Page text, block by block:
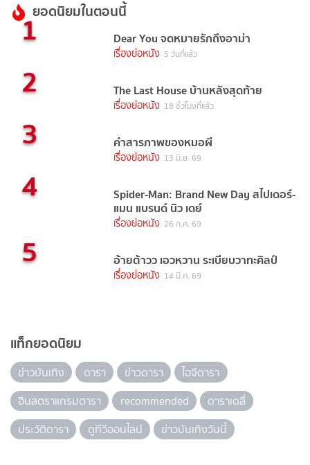
ยอดนิยมในตอนนี้
1 Dear You จดหมายรักถึงอาม่า
เรื่องย่อหนัง 5 วันที่แล้ว
2 The Last House บ้านหลังสุดท้าย
เรื่องย่อหนัง 18 ชั่วโมงที่แล้ว
3 คำสารภาพของหมอผี
เรื่องย่อหนัง 13 มิ.ย. 69
4 Spider-Man: Brand New Day สไปเดอร์-
แมน แบรนด์ นิว เดย์
เรื่องย่อหนัง 26 ก.ค. 69
5 อ้ายต้าวว เอวหวาน ระเบียบวาทะศิลป์
เรื่องย่อหนัง 14 มี.ค. 69
แท็กยอดนิยม
ข่าวบันเทิง ดารา ข่าวดารา
ไอจีดารา
อินสตราแกรมดารา
recommended
ดาราเดลี่
ประวัติดารา
ดูทีวีออนไลน์ ข่าวบันเทิงวันนี้